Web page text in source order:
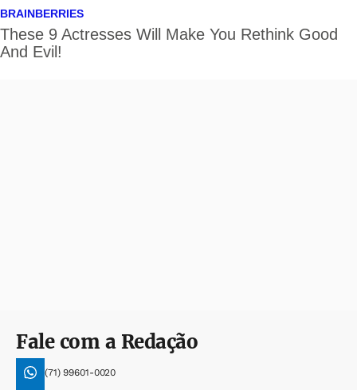
Fale com a Redação
(71) 99601-0020